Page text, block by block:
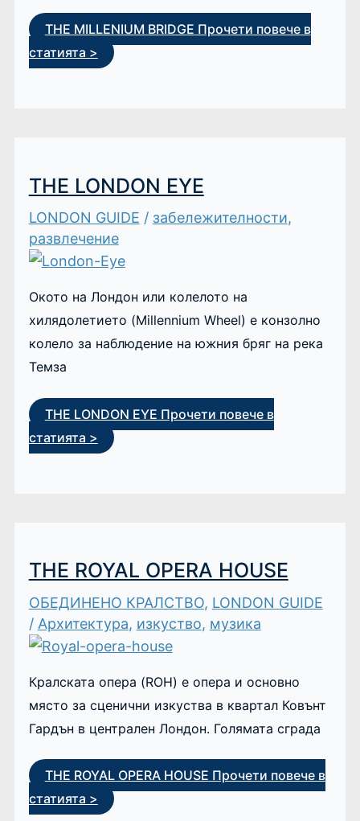
THE MILLENIUM BRIDGE Прочети повече в
статията >
THE LONDON EYE
LONDON GUIDE / забележителности,
развлечение
Окото на Лондон или колелото на
хилядолетието (Millennium Wheel) е конзолно
колело за наблюдение на южния бряг на река
Темза
THE LONDON EYE Прочети повече в
статията >
THE ROYAL OPERA HOUSE
ОБЕДИНЕНО КРАЛСТВО, LONDON GUIDE
/ Архитектура, изкуство, музика
Кралската опера (ROH) е опера и основно
място за сценични изкуства в квартал Ковънт
Гардън в централен Лондон. Голямата сграда
THE ROYAL OPERA HOUSE Прочети повече в
статията >